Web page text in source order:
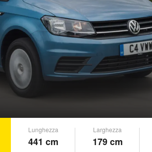
Lunghezza
441 cm
Larghezza
179 cm